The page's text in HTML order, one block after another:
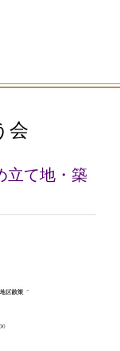
会
て地・築